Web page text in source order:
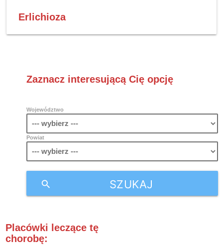
Erlichioza
Zaznacz interesującą Cię opcję
Województwo
Powiat
SZUKAJ
search
Placówki leczące tę
chorobę: